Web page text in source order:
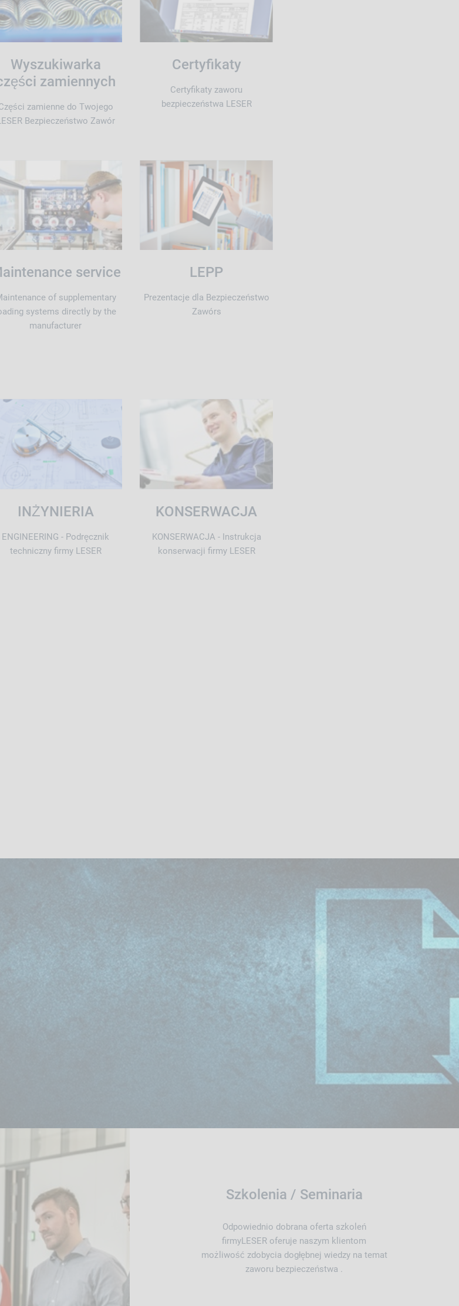
Wyszukiwarka
zamiennych
zamienne do Twojego
Bezpieczeństwo Zawór
Certyfikaty
Certyfikaty zaworu
bezpieczeństwa LESER
service
of supplementary
systems directly by the
manufacturer
LEPP
Prezentacje dla Bezpieczeństwo
Zawórs
INŻYNIERIA
ENGINEERING - Podręcznik
techniczny firmy LESER
KONSERWACJA
KONSERWACJA - Instrukcja
konserwacji firmy LESER
Szkolenia / Seminaria
Odpowiednio dobrana oferta szkoleń
firmyLESER oferuje naszym klientom
możliwość zdobycia dogłębnej wiedzy na temat
zaworu bezpieczeństwa .